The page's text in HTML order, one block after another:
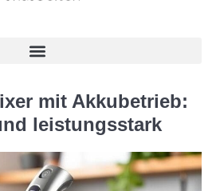
mit Akkubetrieb:
leistungsstark